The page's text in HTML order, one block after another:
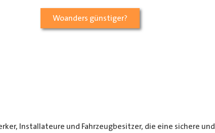
Woanders günstiger?
Installateure und Fahrzeugbesitzer, die eine sichere und